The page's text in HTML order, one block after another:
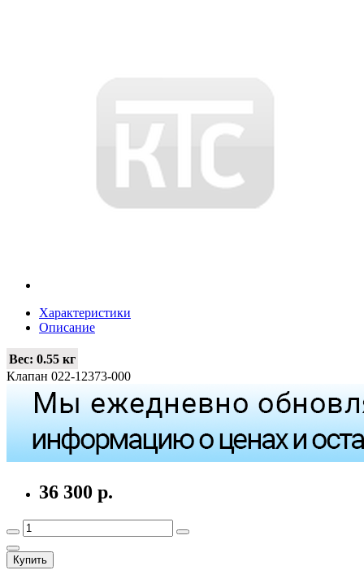
Характеристики
Описание
Вес: 0.55 кг
Клапан 022-12373-000
36 300 р.
Купить